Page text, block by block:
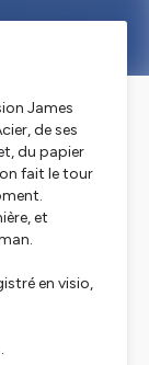
James
de ses
du papier
fait le tour
et
en visio,